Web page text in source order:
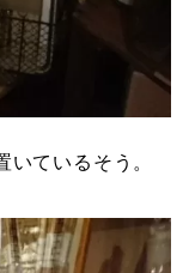
ているそう。